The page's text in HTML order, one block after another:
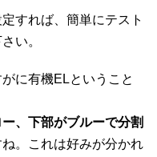
すれば、簡単にテスト
い。
に有機ELということ
ー、下部がブルーで分割
。これは好みが分かれ